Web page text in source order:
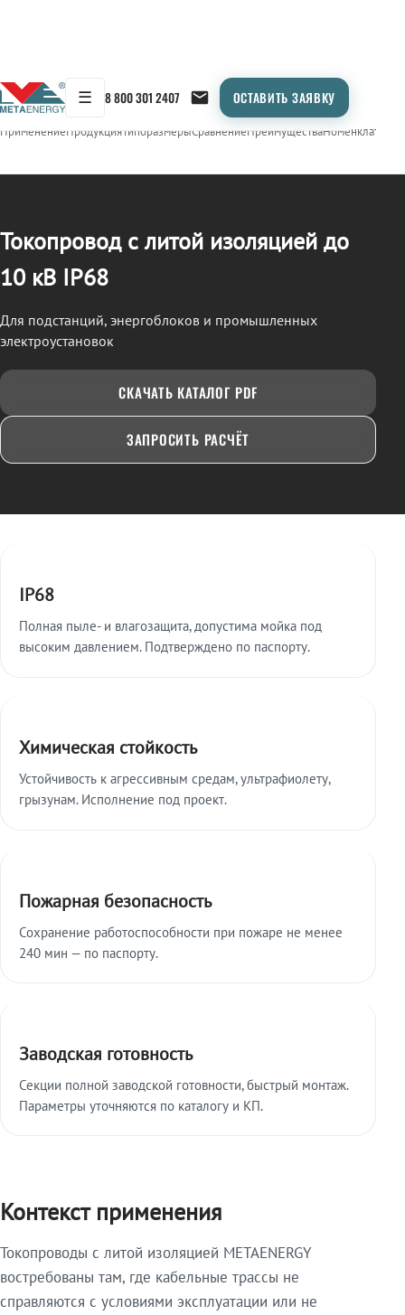
☰ 8 800 301 2407 ОСТАВИТЬ ЗАЯВКУ
← Продукция/ТОКОПРОВОД
ПрименениеПродукцияТипоразмерыСравнениеПреимуществаНоменклатура
Токопровод с литой изоляцией до
10 кВ IP68
Для подстанций, энергоблоков и промышленных
электроустановок
СКАЧАТЬ КАТАЛОГ PDF
ЗАПРОСИТЬ РАСЧЁТ
IP68
Полная пыле- и влагозащита, допустима мойка под
высоким давлением. Подтверждено по паспорту.
Химическая стойкость
Устойчивость к агрессивным средам, ультрафиолету,
грызунам. Исполнение под проект.
Пожарная безопасность
Сохранение работоспособности при пожаре не менее
240 мин — по паспорту.
Заводская готовность
Секции полной заводской готовности, быстрый монтаж.
Параметры уточняются по каталогу и КП.
Контекст применения
Токопроводы с литой изоляцией METAENERGY
востребованы там, где кабельные трассы не
справляются с условиями эксплуатации или не